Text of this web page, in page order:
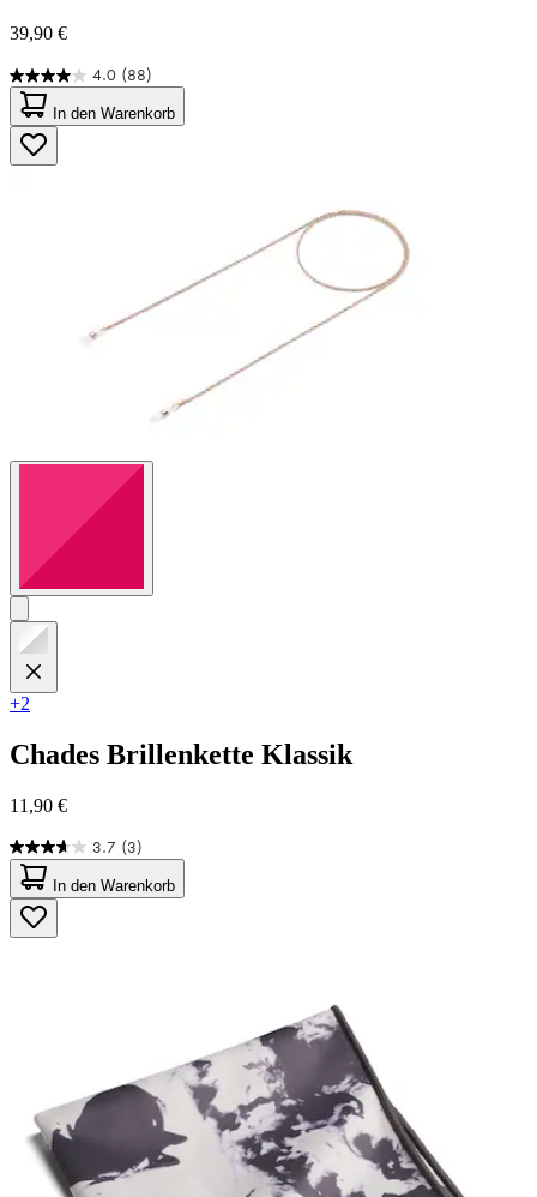
39,90 €
4.0 (88)
4.0
von
5
Sternen.
88
In den Warenkorb
+2
Chades Brillenkette Klassik
11,90 €
3.7 (3)
3.7
von
5
Sternen.
3
In den Warenkorb